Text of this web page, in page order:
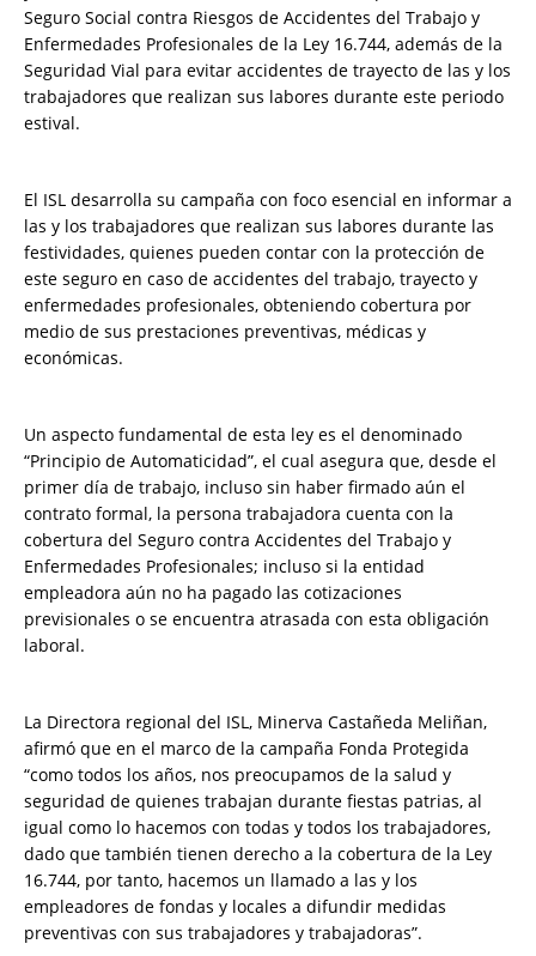
Seguro Social contra Riesgos de Accidentes del Trabajo y
Enfermedades Profesionales de la Ley 16.744, además de la
Seguridad Vial para evitar accidentes de trayecto de las y los
trabajadores que realizan sus labores durante este periodo
estival.
El ISL desarrolla su campaña con foco esencial en informar a
las y los trabajadores que realizan sus labores durante las
festividades, quienes pueden contar con la protección de
este seguro en caso de accidentes del trabajo, trayecto y
enfermedades profesionales, obteniendo cobertura por
medio de sus prestaciones preventivas, médicas y
económicas.
Un aspecto fundamental de esta ley es el denominado
“Principio de Automaticidad”, el cual asegura que, desde el
primer día de trabajo, incluso sin haber firmado aún el
contrato formal, la persona trabajadora cuenta con la
cobertura del Seguro contra Accidentes del Trabajo y
Enfermedades Profesionales; incluso si la entidad
empleadora aún no ha pagado las cotizaciones
previsionales o se encuentra atrasada con esta obligación
laboral.
La Directora regional del ISL, Minerva Castañeda Meliñan,
afirmó que en el marco de la campaña Fonda Protegida
“como todos los años, nos preocupamos de la salud y
seguridad de quienes trabajan durante fiestas patrias, al
igual como lo hacemos con todas y todos los trabajadores,
dado que también tienen derecho a la cobertura de la Ley
16.744, por tanto, hacemos un llamado a las y los
empleadores de fondas y locales a difundir medidas
preventivas con sus trabajadores y trabajadoras”.